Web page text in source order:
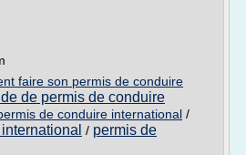
faire son permis de conduire
de permis de conduire
de conduire international /
/ permis de